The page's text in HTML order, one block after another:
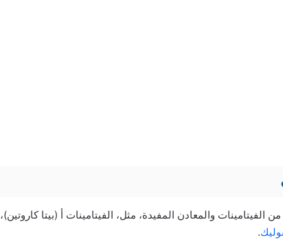
والمعادن المفيدة، مثل، الفيتامينات أ (بيتا كاروتين)،
.